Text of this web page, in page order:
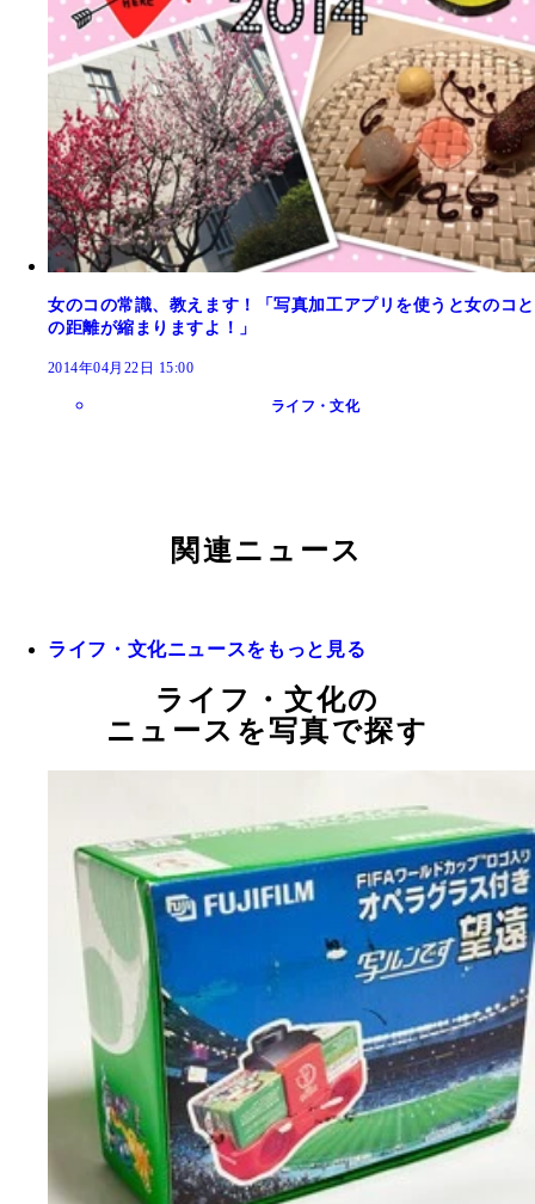
女のコの常識、教えます！「写真加工アプリを使うと女のコと
の距離が縮まりますよ！」
2014年04月22日 15:00
ライフ・文化
関連ニュース
ライフ・文化ニュースをもっと見る
ライフ・文化の
ニュースを写真で探す